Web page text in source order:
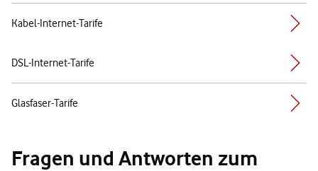
Kabel-Internet-Tarife
DSL-Internet-Tarife
Glasfaser-Tarife
Fragen und Antworten zum